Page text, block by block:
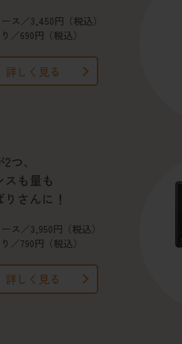
ス／3,450円（税込）
／690円（税込）
詳しく見る
つ、
スも量も
りさんに！
ス／3,950円（税込）
／790円（税込）
詳しく見る